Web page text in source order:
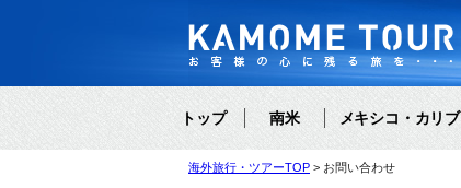
トップ 南米 メキシコ・カリブ
海外旅行・ツアーTOP お問い合わせ